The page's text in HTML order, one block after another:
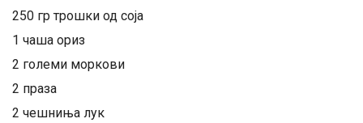
250 гр трошки од соја
1 чаша ориз
2 големи моркови
2 праза
2 чешниња лук